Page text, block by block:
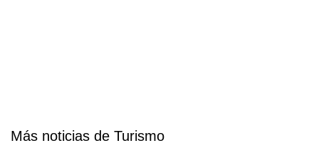
Más noticias de Turismo